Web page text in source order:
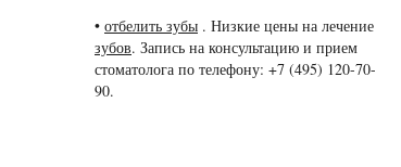
• отбелить зубы . Низкие цены на лечение
зубов. Запись на консультацию и прием
стоматолога по телефону: +7 (495) 120-70-
90.